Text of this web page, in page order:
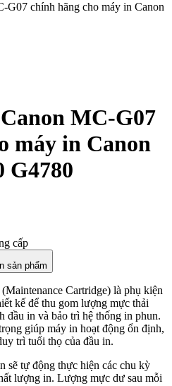
G07 chính hãng cho máy in Canon
MC-G07
máy in Canon
G4780
cấp
sản phẩm
Cartridge) là phụ kiện
kế để thu gom lượng mực thải
đầu in và bảo trì hệ thống in phun.
giúp máy in hoạt động ổn định,
trì tuổi thọ của đầu in.
sẽ tự động thực hiện các chu kỳ
lượng in. Lượng mực dư sau mỗi